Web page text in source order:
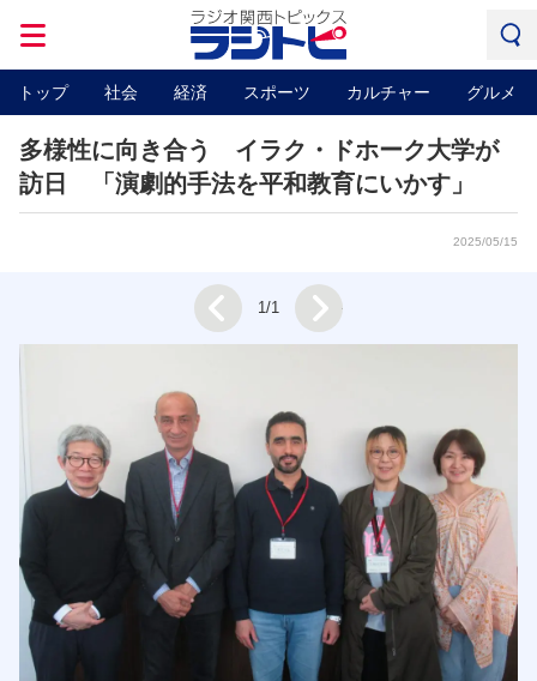
トップ 社会 経済 スポーツ カルチャー グルメ
多様性に向き合う イラク・ドホーク大学が
訪日 「演劇的手法を平和教育にいかす」
2025/05/15
Prev 1/1 Next